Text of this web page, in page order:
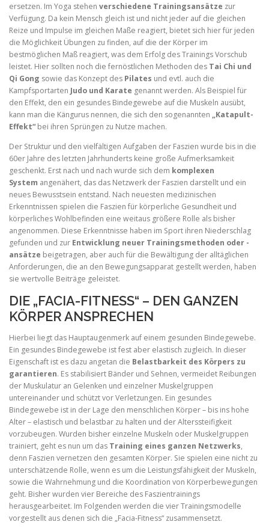
ersetzen. Im Yoga stehen verschiedene Trainingsansätze zur
Verfügung. Da kein Mensch gleich ist und nicht jeder auf die gleichen
Reize und Impulse im gleichen Maße reagiert, bietet sich hier für jeden
die Möglichkeit Übungen zu finden, auf die der Körper im
bestmöglichen Maß reagiert, was dem Erfolg des Trainings Vorschub
leistet. Hier sollten noch die fernöstlichen Methoden des Tai Chi und
Qi Gong sowie das Konzept des Pilates und evtl. auch die
Kampfsportarten Judo und Karate genannt werden. Als Beispiel für
den Effekt, den ein gesundes Bindegewebe auf die Muskeln ausübt,
kann man die Kängurus nennen, die sich den sogenannten „Katapult-
Effekt“bei ihren Sprüngen zu Nutze machen.
Der Struktur und den vielfältigen Aufgaben der Faszien wurde bis in die
60er Jahre des letzten Jahrhunderts keine große Aufmerksamkeit
geschenkt. Erst nach und nach wurde sich dem komplexen
System angenähert, das das Netzwerk der Faszien darstellt und ein
neues Bewusstsein entstand. Nach neuesten medizinischen
Erkenntnissen spielen die Faszien für körperliche Gesundheit und
körperliches Wohlbefinden eine weitaus größere Rolle als bisher
angenommen. Diese Erkenntnisse haben im Sport ihren Niederschlag
gefunden und zur Entwicklung neuer Trainingsmethoden oder -
ansätze beigetragen, aber auch für die Bewältigung der alltäglichen
Anforderungen, die an den Bewegungsapparat gestellt werden, haben
sie wertvolle Beiträge geleistet.
DIE „FACIA-FITNESS“ – DEN GANZEN
KÖRPER ANSPRECHEN
Hierbei liegt das Hauptaugenmerk auf einem gesunden Bindegewebe.
Ein gesundes Bindegewebe ist fest aber elastisch zugleich. In dieser
Eigenschaft ist es dazu angetan die Belastbarkeit des Körpers zu
garantieren. Es stabilisiert Bänder und Sehnen, vermeidet Reibungen
der Muskulatur an Gelenken und einzelner Muskelgruppen
untereinander und schützt vor Verletzungen. Ein gesundes
Bindegewebe ist in der Lage den menschlichen Körper – bis ins hohe
Alter – elastisch und belastbar zu halten und der Alterssteifigkeit
vorzubeugen. Wurden bisher einzelne Muskeln oder Muskelgruppen
trainiert, geht es nun um das Training eines ganzen Netzwerks,
denn Faszien vernetzen den gesamten Körper. Sie spielen eine nicht zu
unterschätzende Rolle, wenn es um die Leistungsfähigkeit der Muskeln,
sowie die Wahrnehmung und die Koordination von Körperbewegungen
geht. Bisher wurden vier Bereiche des Faszientrainings
herausgearbeitet. Im Folgenden werden die vier Trainingsmodelle
vorgestellt aus denen sich die „Facia-Fitness“ zusammensetzt.